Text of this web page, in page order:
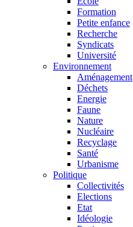
Formation
Petite enfance
Recherche
Syndicats
Université
Environnement
Aménagement
Déchets
Energie
Faune
Nature
Nucléaire
Recyclage
Santé
Urbanisme
Politique
Collectivités
Elections
Etat
Idéologie